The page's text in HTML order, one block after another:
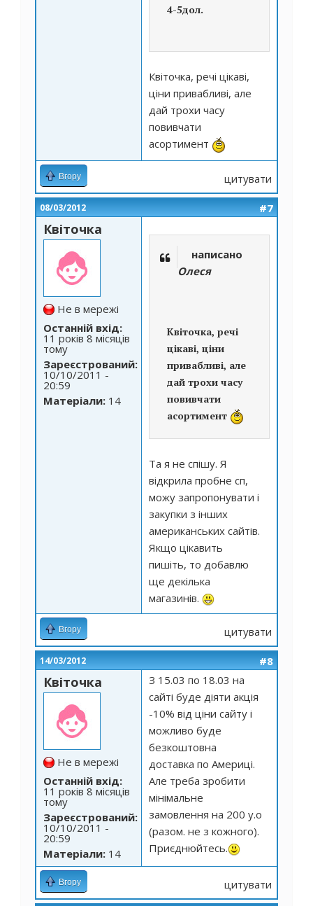
4-5дол.
Квіточка, речі цікаві,
ціни привабливі, але
дай трохи часу
повивчати
асортимент
Вгору цитувати
08/03/2012 #7
Квіточка
Не в мережі
Останній вхід:
11 років 8 місяців
тому
Зареєстрований:
10/10/2011 -
20:59
Матеріали: 14
написано
Олеся
Квіточка, речі
цікаві, ціни
привабливі, але
дай трохи часу
повивчати
асортимент
Та я не спішу. Я
відкрила пробне сп,
можу запропонувати і
закупки з інших
американських сайтів.
Якщо цікавить
пишіть, то добавлю
ще декілька
магазинів.
Вгору цитувати
14/03/2012 #8
Квіточка
Не в мережі
Останній вхід:
11 років 8 місяців
тому
Зареєстрований:
10/10/2011 -
20:59
Матеріали: 14
З 15.03 по 18.03 на
сайті буде діяти акція
-10% від ціни сайту і
можливо буде
безкоштовна
доставка по Америці.
Але треба зробити
мінімальне
замовлення на 200 у.о
(разом. не з кожного).
Приєднюйтесь.
Вгору цитувати